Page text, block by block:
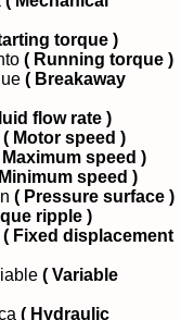
torque )
( Running torque )
( Breakaway
flow rate )
( Motor speed )
Maximum speed )
speed )
( Pressure surface )
ripple )
( Fixed displacement
( Variable
( Hydraulic